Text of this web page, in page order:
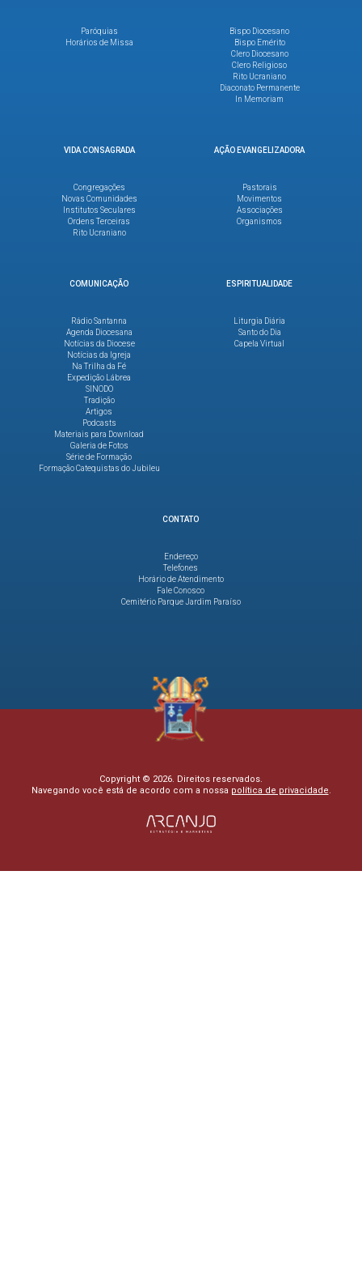
Paróquias
Horários de Missa
Bispo Diocesano
Bispo Emérito
Clero Diocesano
Clero Religioso
Rito Ucraniano
Diaconato Permanente
In Memoriam
VIDA CONSAGRADA
Congregações
Novas Comunidades
Institutos Seculares
Ordens Terceiras
Rito Ucraniano
AÇÃO EVANGELIZADORA
Pastorais
Movimentos
Associações
Organismos
COMUNICAÇÃO
Rádio Santanna
Agenda Diocesana
Notícias da Diocese
Notícias da Igreja
Na Trilha da Fé
Expedição Lábrea
SINODO
Tradição
Artigos
Podcasts
Materiais para Download
Galeria de Fotos
Série de Formação
Formação Catequistas do Jubileu
ESPIRITUALIDADE
Liturgia Diária
Santo do Dia
Capela Virtual
CONTATO
Endereço
Telefones
Horário de Atendimento
Fale Conosco
Cemitério Parque Jardim Paraíso
Copyright © 2026. Direitos reservados.
Navegando você está de acordo com a nossa política de privacidade.